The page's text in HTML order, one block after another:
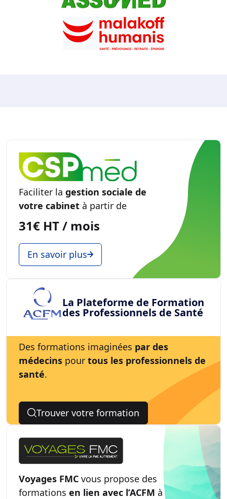
Faciliter la gestion sociale de
votre cabinet à partir de
31€ HT / mois
En savoir plus
La Plateforme de Formation
des Professionnels de Santé
Des formations imaginées par des
médecins pour tous les professionnels de
santé.
Trouver votre formation
Voyages FMC vous propose des
formations en lien avec l’ACFM à